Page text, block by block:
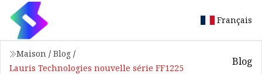
Français
Maison / Blog /
Lauris Technologies nouvelle série FF1225
Blog